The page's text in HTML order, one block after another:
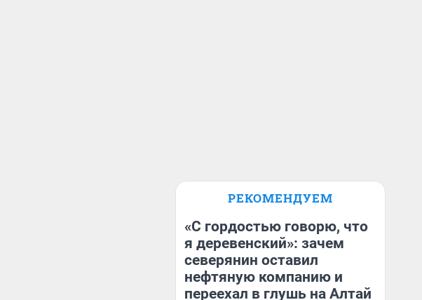
РЕКОМЕНДУЕМ
«С гордостью говорю, что
я деревенский»: зачем
северянин оставил
нефтяную компанию и
переехал в глушь на Алтай